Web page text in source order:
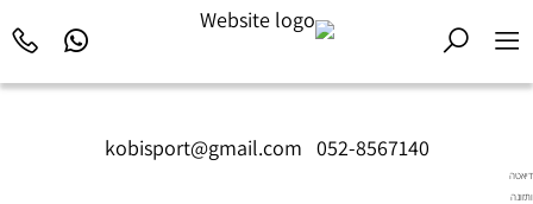
kobisport@gmail.com 052-8567140
דיאטה
ותזונה